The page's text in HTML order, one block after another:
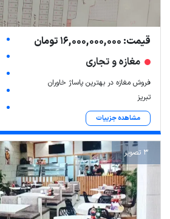
قیمت: 16,000,000,000 تومان
مغازه و تجاری
فروش مغازه در بهترین پاساژ خاوران
تبریز
مشاهده جزییات
3 تصویر